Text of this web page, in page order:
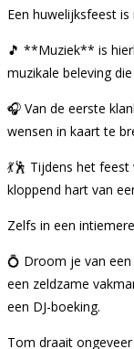
Een huwelijksfeest
🎵 **Muziek** is
muzikale beleving
🎧 Van de eerste
wensen in kaart te
💃🕺 Tijdens het
kloppend hart van
Zelfs in een
💍 Droom je van
een zeldzame
een DJ-boeking.
Tom draait